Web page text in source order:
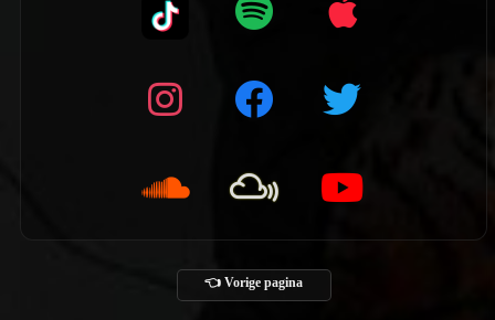
👈 Vorige pagina